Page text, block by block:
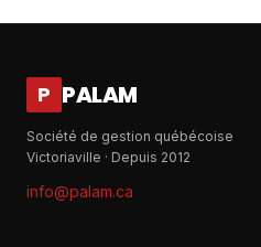
P PALAM
Société de gestion québécoise
Victoriaville · Depuis 2012
info@palam.ca